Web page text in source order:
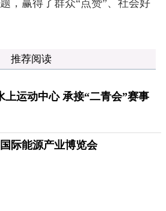
，赢得了群众“点赞”、社会好
推荐阅读
上运动中心 承接“二青会”赛事
际能源产业博览会